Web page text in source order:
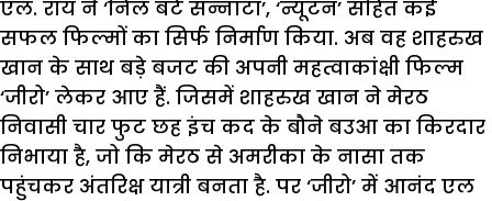
एल. राय ने ‘निल बटे सन्नाटा’, ‘न्यूटन’ सहित कई
सफल फिल्मों का सिर्फ निर्माण किया. अब वह शाहरुख
खान के साथ बड़े बजट की अपनी महत्वाकांक्षी फिल्म
‘जीरो’ लेकर आए हैं. जिसमें शाहरुख खान ने मेरठ
निवासी चार फुट छह इंच कद के बौने बउआ का किरदार
निभाया है, जो कि मेरठ से अमरीका के नासा तक
पहुंचकर अंतरिक्ष यात्री बनता है. पर ‘जीरो’ में आनंद एल